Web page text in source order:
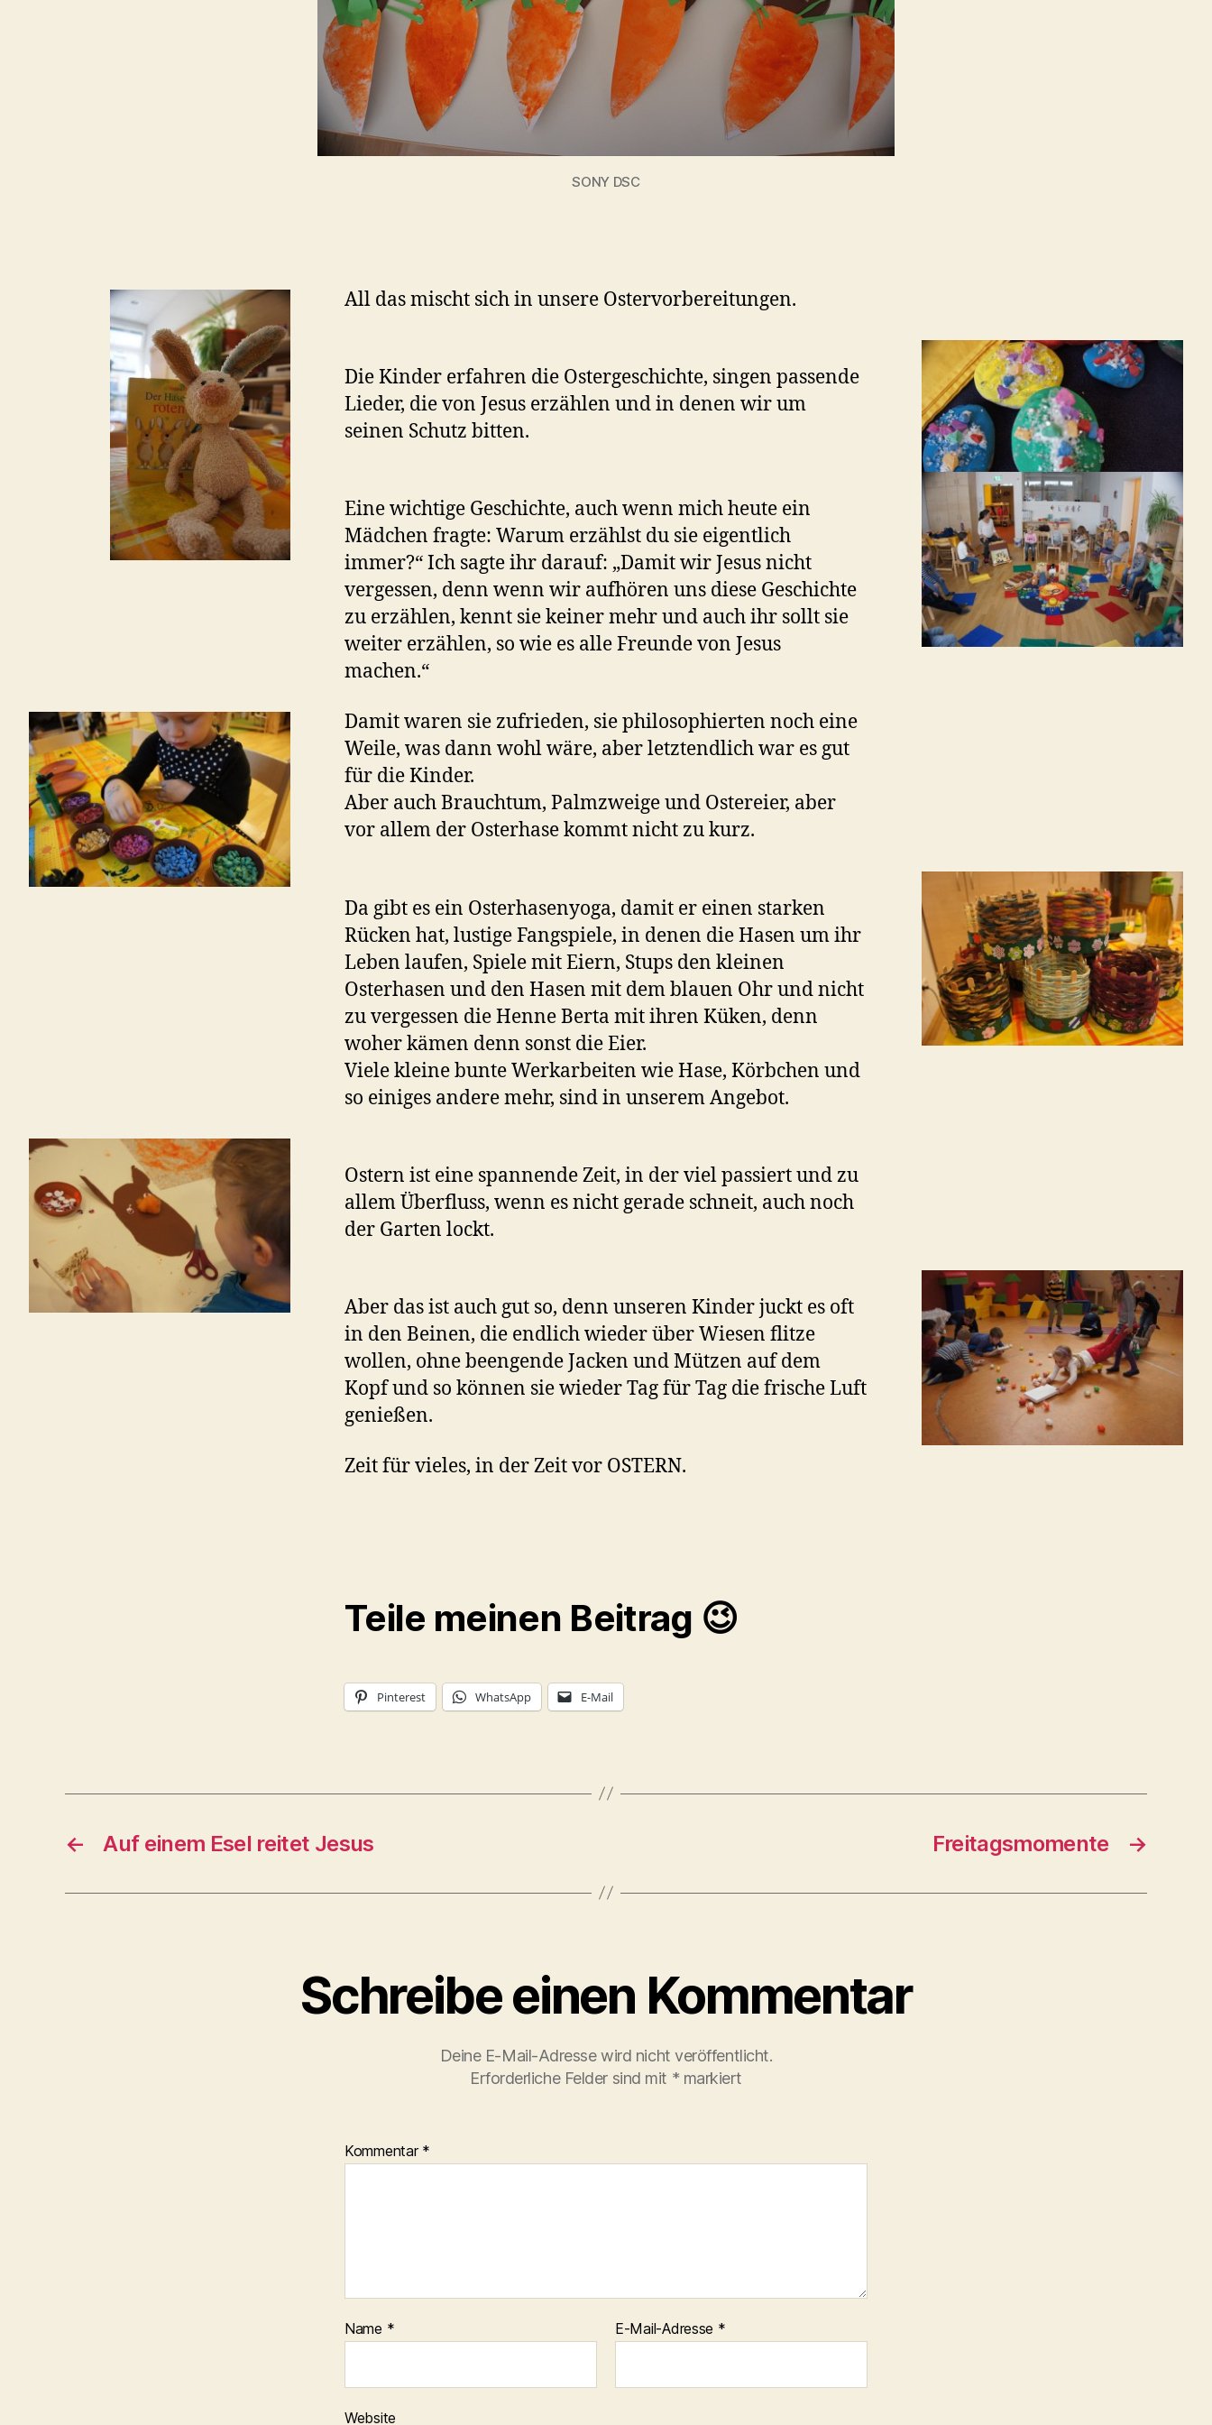
SONY DSC
All das mischt sich in unsere Ostervorbereitungen.
Die Kinder erfahren die Ostergeschichte, singen passende
Lieder, die von Jesus erzählen und in denen wir um
seinen Schutz bitten.
Eine wichtige Geschichte, auch wenn mich heute ein
Mädchen fragte: Warum erzählst du sie eigentlich
immer?“ Ich sagte ihr darauf: „Damit wir Jesus nicht
vergessen, denn wenn wir aufhören uns diese Geschichte
zu erzählen, kennt sie keiner mehr und auch ihr sollt sie
weiter erzählen, so wie es alle Freunde von Jesus
machen.“
Damit waren sie zufrieden, sie philosophierten noch eine
Weile, was dann wohl wäre, aber letztendlich war es gut
für die Kinder.
Aber auch Brauchtum, Palmzweige und Ostereier, aber
vor allem der Osterhase kommt nicht zu kurz.
Da gibt es ein Osterhasenyoga, damit er einen starken
Rücken hat, lustige Fangspiele, in denen die Hasen um ihr
Leben laufen, Spiele mit Eiern, Stups den kleinen
Osterhasen und den Hasen mit dem blauen Ohr und nicht
zu vergessen die Henne Berta mit ihren Küken, denn
woher kämen denn sonst die Eier.
Viele kleine bunte Werkarbeiten wie Hase, Körbchen und
so einiges andere mehr, sind in unserem Angebot.
Ostern ist eine spannende Zeit, in der viel passiert und zu
allem Überfluss, wenn es nicht gerade schneit, auch noch
der Garten lockt.
Aber das ist auch gut so, denn unseren Kinder juckt es oft
in den Beinen, die endlich wieder über Wiesen flitze
wollen, ohne beengende Jacken und Mützen auf dem
Kopf und so können sie wieder Tag für Tag die frische Luft
genießen.
Zeit für vieles, in der Zeit vor OSTERN.
Teile meinen Beitrag 😉
Pinterest WhatsApp E-Mail
← Auf einem Esel reitet Jesus →
Freitagsmomente
Schreibe einen Kommentar
Deine E-Mail-Adresse wird nicht veröffentlicht.
Erforderliche Felder sind mit * markiert
Kommentar *
Name * E-Mail-Adresse *
Website